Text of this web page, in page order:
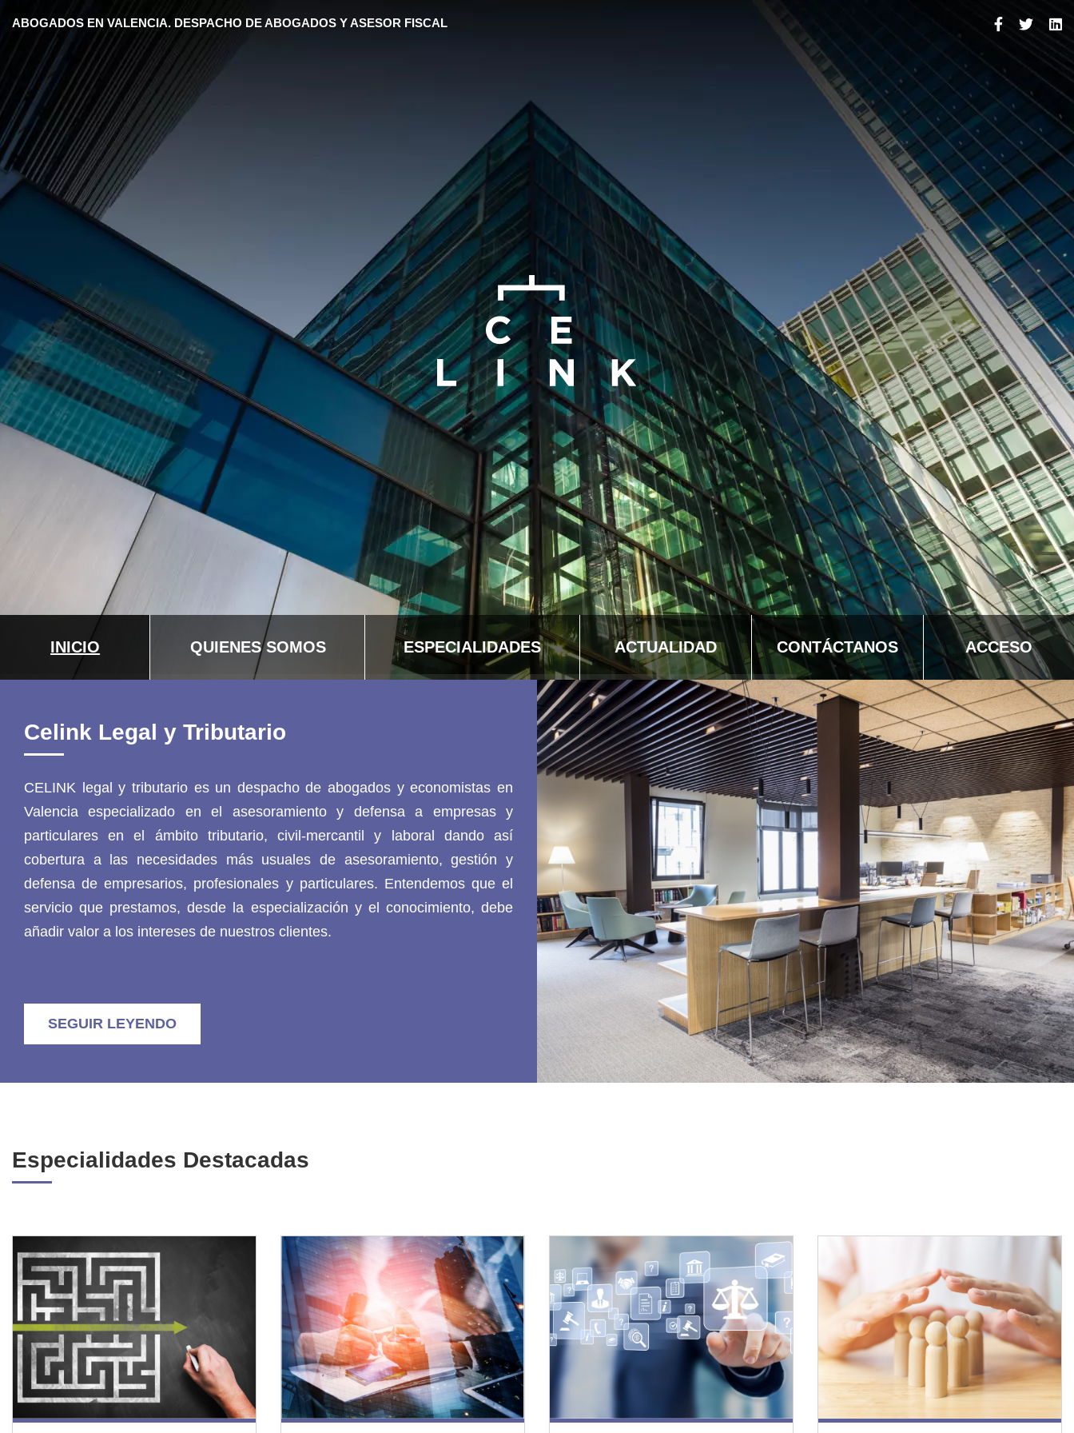
ABOGADOS EN VALENCIA. DESPACHO DE ABOGADOS Y ASESOR FISCAL
INICIO QUIENES SOMOS ESPECIALIDADES ACTUALIDAD CONTÁCTANOS ACCESO
Celink Legal y Tributario
CELINK legal y tributario es un despacho de abogados y economistas en
Valencia especializado en el asesoramiento y defensa a empresas y
particulares en el ámbito tributario, civil-mercantil y laboral dando así
cobertura a las necesidades más usuales de asesoramiento, gestión y
defensa de empresarios, profesionales y particulares. Entendemos que el
servicio que prestamos, desde la especialización y el conocimiento, debe
añadir valor a los intereses de nuestros clientes.
SEGUIR LEYENDO
Especialidades Destacadas